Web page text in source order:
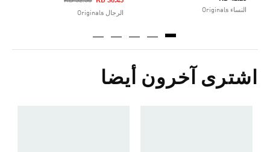
النساء Originals الرجال Originals
اشترى آخرون أيضا